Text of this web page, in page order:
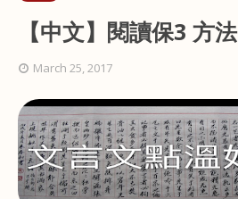
【中文】閱讀保3 方法
March 25, 2017